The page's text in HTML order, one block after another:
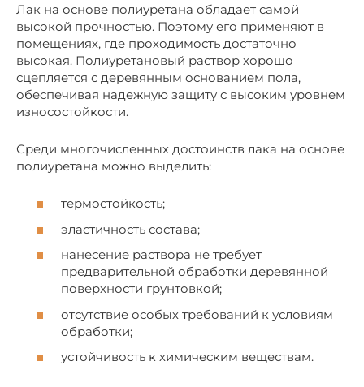
Лак на основе полиуретана обладает самой
высокой прочностью. Поэтому его применяют в
помещениях, где проходимость достаточно
высокая. Полиуретановый раствор хорошо
сцепляется с деревянным основанием пола,
обеспечивая надежную защиту с высоким уровнем
износостойкости.
Среди многочисленных достоинств лака на основе
полиуретана можно выделить:
термостойкость;
эластичность состава;
нанесение раствора не требует
предварительной обработки деревянной
поверхности грунтовкой;
отсутствие особых требований к условиям
обработки;
устойчивость к химическим веществам.